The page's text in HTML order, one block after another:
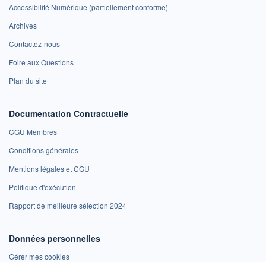
Accessibilité Numérique (partiellement conforme)
Archives
Contactez-nous
Foire aux Questions
Plan du site
Documentation Contractuelle
CGU Membres
Conditions générales
Mentions légales et CGU
Politique d'exécution
Rapport de meilleure sélection 2024
Données personnelles
Gérer mes cookies